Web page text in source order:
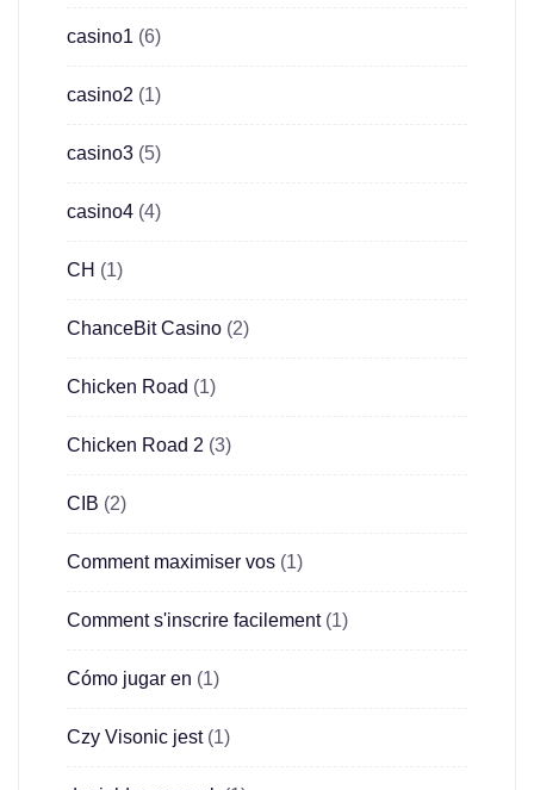
casino1 (6)
casino2 (1)
casino3 (5)
casino4 (4)
CH (1)
ChanceBit Casino (2)
Chicken Road (1)
Chicken Road 2 (3)
CIB (2)
Comment maximiser vos (1)
Comment s'inscrire facilement(1)
Cómo jugar en (1)
Czy Visonic jest(1)